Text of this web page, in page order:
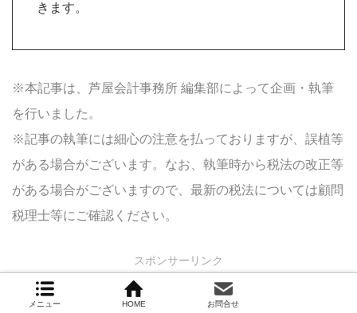
きます。
※本記事は、芦屋会計事務所 編集部によって企画・執筆
を行いました。
※記事の執筆には細心の注意を払っておりますが、誤植等
がある場合がございます。なお、執筆時から税法の改正等
がある場合がございますので、最新の税法については顧問
税理士等にご確認ください。
スポンサーリンク
メニュー HOME お問合せ